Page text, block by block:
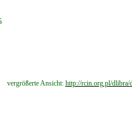
vergrößerte Ansicht: http://rcin.org.pl/